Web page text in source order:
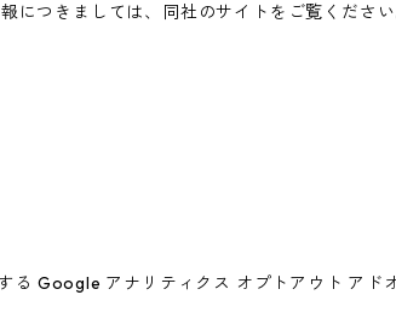
つきましては、同社のサイトをご覧ください
Google アナリティクス オプトアウト アド